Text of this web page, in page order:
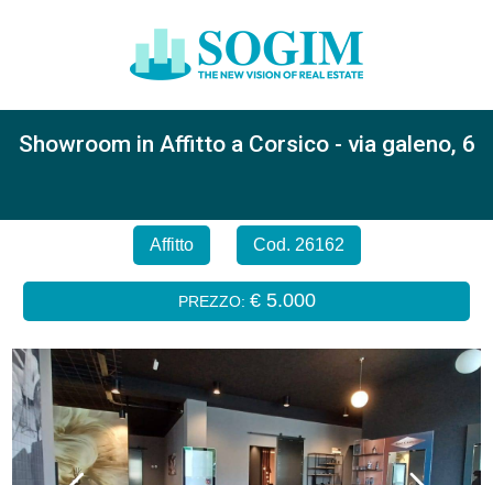
Showroom in Affitto a Corsico - via galeno, 6
Affitto Cod. 26162
PREZZO: € 5.000